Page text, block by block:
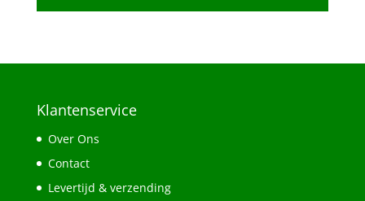
Klantenservice
Over Ons
Contact
Levertijd & verzending